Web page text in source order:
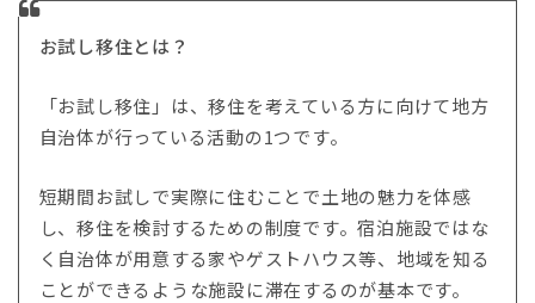
お試し移住とは？
「お試し移住」は、移住を考えている方に向けて地方
自治体が行っている活動の1つです。
短期間お試しで実際に住むことで土地の魅力を体感
し、移住を検討するための制度です。宿泊施設ではな
く自治体が用意する家やゲストハウス等、地域を知る
ことができるような施設に滞在するのが基本です。